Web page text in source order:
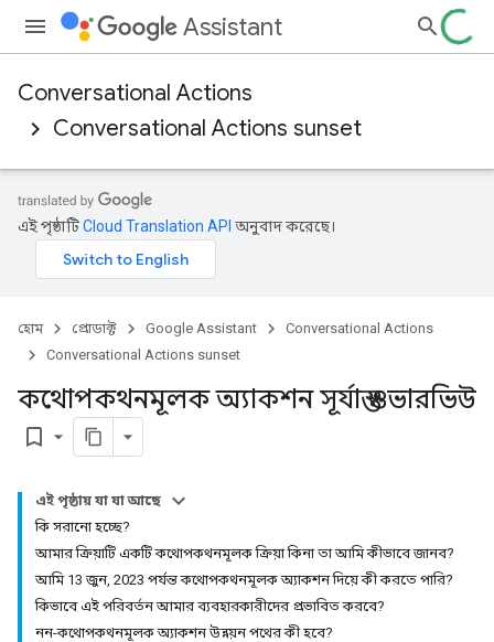
Assistant
Conversational Actions
Conversational Actions sunset
এই পৃষ্ঠাটিCloud Translation API অনুবাদ করেছে।
হোম প্রোডাক্ট Google Assistant
Conversational Actions
Conversational Actions sunset
কথোপকথনমূলক অ্যাকশন সূর্যাস্ত ওভারভিউ
bookmark_border
এই পৃষ্ঠায় যা যা আছে
কি সরানো হচ্ছে?
আমার ক্রিয়াটি একটি কথোপকথনমূলক ক্রিয়া কিনা তা আমি কীভাবে জানব?
আমি 13 জুন, 2023 পর্যন্ত কথোপকথনমূলক অ্যাকশন দিয়ে কী করতে পারি?
কিভাবে এই পরিবর্তন আমার ব্যবহারকারীদের প্রভাবিত করবে?
নন-কথোপকথনমূলক অ্যাকশন উন্নয়ন পথের কী হবে?